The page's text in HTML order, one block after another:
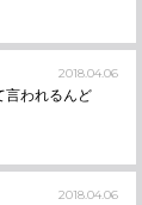
2018.04.06
言われるんど
2018.04.06